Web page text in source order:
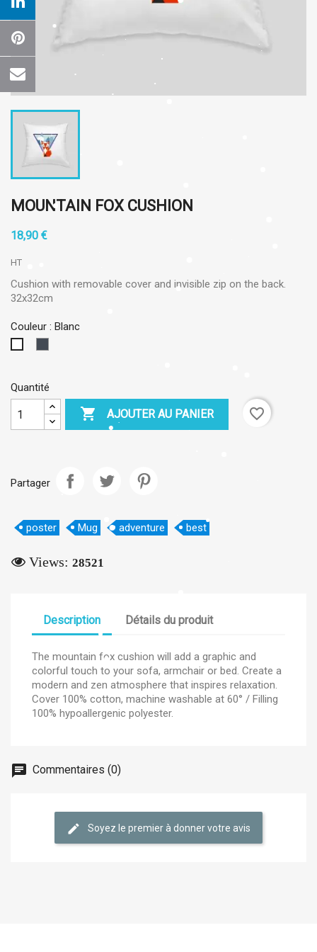
MOUNTAIN FOX CUSHION
18,90 €
HT
Cushion with removable cover and invisible zip on the back.
32x32cm
Couleur : Blanc
Quantité
 AJOUTER AU PANIER favorite_border
Partager
poster Mug adventure best
Views: 28521
Description Détails du produit
The mountain fox cushion will add a graphic and
colorful touch to your sofa, armchair or bed. Create a
modern and zen atmosphere that inspires relaxation.
Cover 100% cotton, machine washable at 60° / Filling
100% hypoallergenic polyester.
Commentaires (0)
Soyez le premier à donner votre avis
Nom de la liste d'envies
Annuler